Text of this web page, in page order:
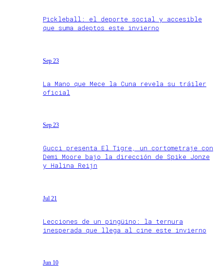
Pickleball: el deporte social y accesible
que suma adeptos este invierno
Sep 23
La Mano que Mece la Cuna revela su tráiler
oficial
Sep 23
Gucci presenta El Tigre, un cortometraje con
Demi Moore bajo la dirección de Spike Jonze
y Halina Reijn
Jul 21
Lecciones de un pingüino: la ternura
inesperada que llega al cine este invierno
Jun 10